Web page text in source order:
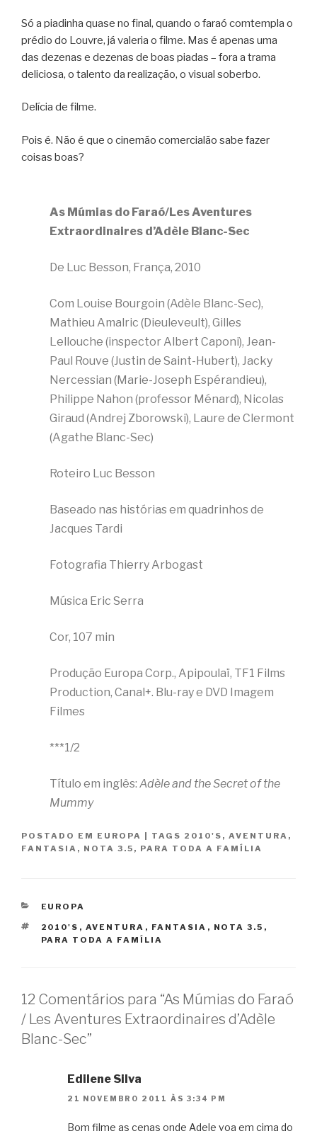
Só a piadinha quase no final, quando o faraó comtempla o
prédio do Louvre, já valeria o filme. Mas é apenas uma
das dezenas e dezenas de boas piadas – fora a trama
deliciosa, o talento da realização, o visual soberbo.
Delícia de filme.
Pois é. Não é que o cinemão comercialão sabe fazer
coisas boas?
As Múmias do Faraó/Les Aventures
Extraordinaires d’Adèle Blanc-Sec
De Luc Besson, França, 2010
Com Louise Bourgoin (Adèle Blanc-Sec),
Mathieu Amalric (Dieuleveult), Gilles
Lellouche (inspector Albert Caponi), Jean-
Paul Rouve (Justin de Saint-Hubert), Jacky
Nercessian (Marie-Joseph Espérandieu),
Philippe Nahon (professor Ménard), Nicolas
Giraud (Andrej Zborowski), Laure de Clermont
(Agathe Blanc-Sec)
Roteiro Luc Besson
Baseado nas histórias em quadrinhos de
Jacques Tardi
Fotografia Thierry Arbogast
Música Eric Serra
Cor, 107 min
Produção Europa Corp., Apipoulaï, TF1 Films
Production, Canal+. Blu-ray e DVD Imagem
Filmes
***1/2
Título em inglês: Adèle and the Secret of the
Mummy
POSTADO EM EUROPA TAGS 2010'S , AVENTURA ,
FANTASIA , NOTA 3.5 , PARA TODA A FAMÍLIA
CATEGORIAS
EUROPA
TAGS
2010'S , AVENTURA , FANTASIA , NOTA 3.5 ,
PARA TODA A FAMÍLIA
12 Comentários para “As Múmias do Faraó
/ Les Aventures Extraordinaires d’Adèle
Blanc-Sec”
Edilene Silva
21 NOVEMBRO 2011 ÀS 3:34 PM
Bom filme as cenas onde Adele voa em cima do